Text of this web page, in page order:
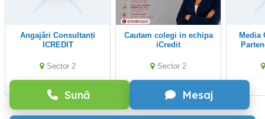
Sună Mesaj
Angajări Consultanți
ICREDIT
Sector 2
cautam colegi in echipa
iCredit
Sector 2
Media Credit srl cauta